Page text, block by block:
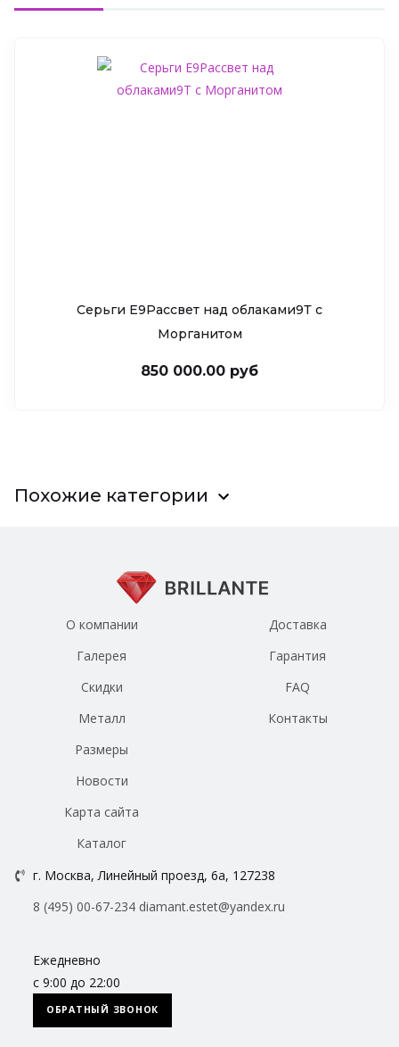
Серьги Е9Рассвет над облаками9Т c
Морганитом
850 000.00 руб
Похожие категории
О компании
Галерея
Скидки
Металл
Размеры
Новости
Доставка
Гарантия
FAQ
Контакты
Карта сайта
Каталог
г. Москва, Линейный проезд, 6а, 127238
8 (495) 00-67-234 diamant.estet@yandex.ru
Ежедневно
с 9:00 до 22:00
ОБРАТНЫЙ ЗВОНОК